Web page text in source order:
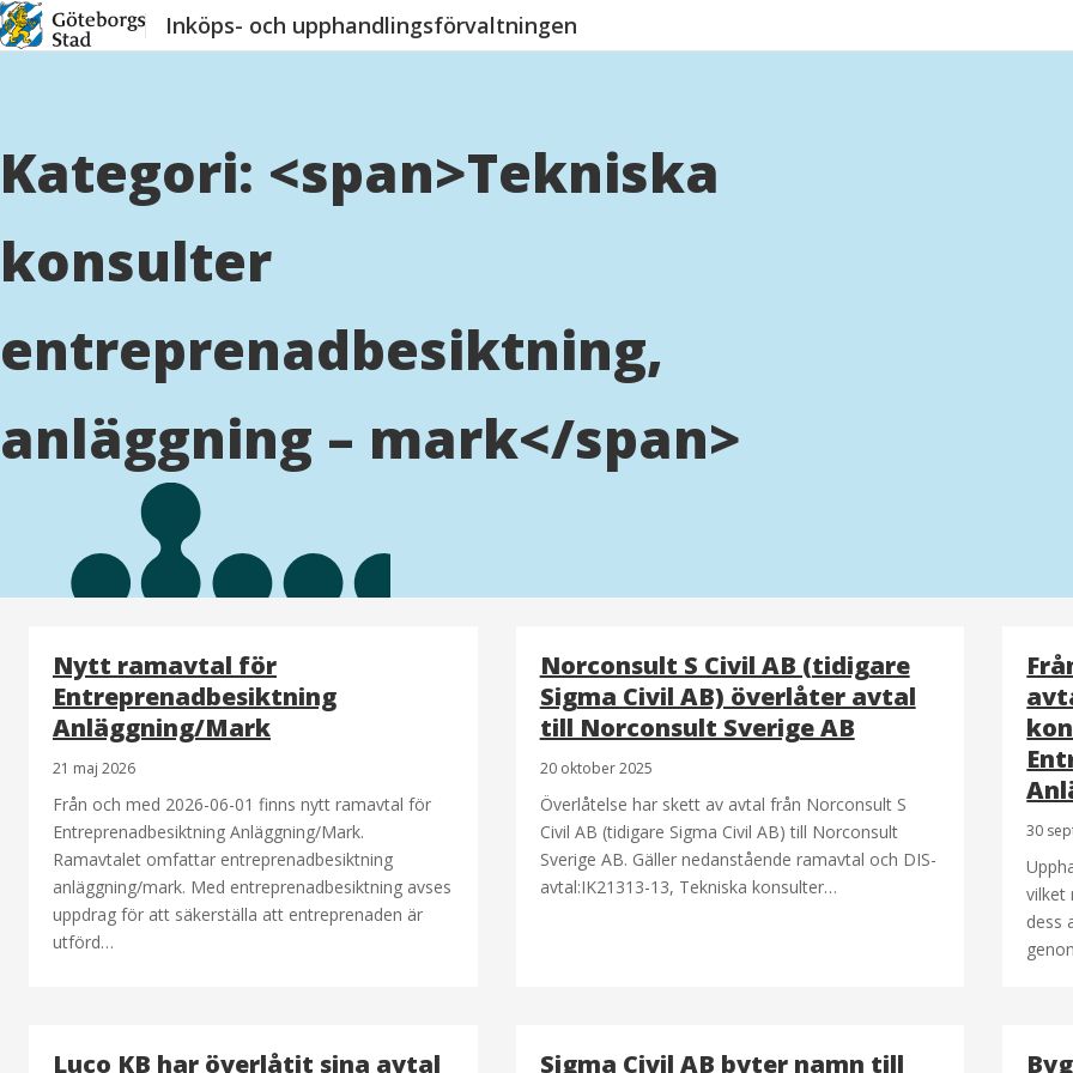
Hoppa
till
Inköps- och upphandlingsförvaltningen
Kategori: <span>Tekniska
konsulter
entreprenadbesiktning,
anläggning – mark</span>
Nytt ramavtal för
Entreprenadbesiktning
Anläggning/Mark
21 maj 2026
Från och med 2026-06-01 finns nytt ramavtal för
Entreprenadbesiktning Anläggning/Mark.
Ramavtalet omfattar entreprenadbesiktning
anläggning/mark. Med entreprenadbesiktning avses
uppdrag för att säkerställa att entreprenaden är
utförd…
Norconsult S Civil AB (tidigare
Sigma Civil AB) överlåter avtal
till Norconsult Sverige AB
20 oktober 2025
Överlåtelse har skett av avtal från Norconsult S
Civil AB (tidigare Sigma Civil AB) till Norconsult
Sverige AB. Gäller nedanstående ramavtal och DIS-
avtal:IK21313-13, Tekniska konsulter…
30
vilket
dess
Luco KB har överlåtit sina avtal Sigma Civil AB byter namn till